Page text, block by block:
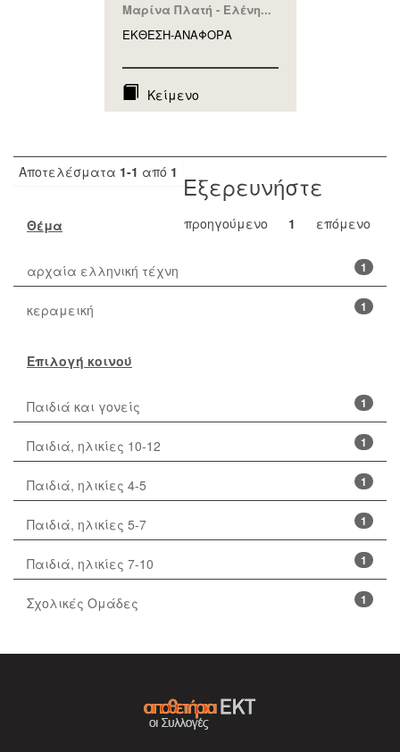
Μαρίνα Πλατή - Ελένη...
ΕΚΘΕΣΗ-ΑΝΑΦΟΡA
Κείμενο
Αποτελέσματα 1-1 από 1
προηγούμενο 1 επόμενο
Εξερευνήστε
Θέμα
1
αρχαία ελληνική τέχνη
1
κεραμεική
Επιλογή κοινού
1
Παιδιά και γονείς
1
Παιδιά, ηλικίες 10-12
1
Παιδιά, ηλικίες 4-5
1
Παιδιά, ηλικίες 5-7
1
Παιδιά, ηλικίες 7-10
1
Σχολικές Ομάδες